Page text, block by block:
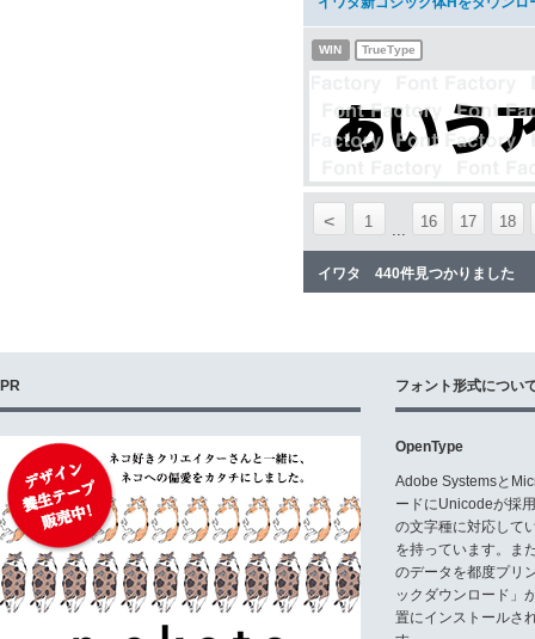
WIN TrueType
< 1 ... 16 17 18
イワタ 440件見つかりました
PR フォント形式につい
OpenType
Adobe Systemsと
ードにUnicodeが採
の文字種に対応して
を持っています。ま
のデータを都度プリ
ックダウンロード」
置にインストールさ